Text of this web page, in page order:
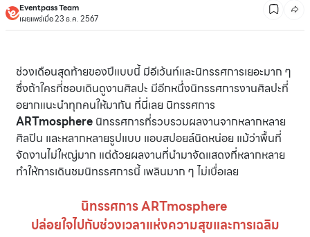
Eventpass Team
เผยแพร่เมื่อ 23 ธ.ค. 2567
ช่วงเดือนสุดท้ายของปีแบบนี้ มีอีเว้นท์และนิทรรศการเยอะมาก ๆ
ซึ่งถ้าใครที่ชอบเดินดูงานศิลปะ มีอีกหนึ่งนิทรรศการงานศิลปะที่
อยากแนะนำทุกคนให้มากัน ที่นี่เลย นิทรรศการ
ARTmosphere นิทรรศการที่รวบรวมผลงานจากหลากหลาย
ศิลปิน และหลากหลายรูปแบบ แอบสปอยล์นิดหน่อย แม้ว่าพื้นที่
จัดงานไม่ใหญ่มาก แต่ด้วยผลงานที่นำมาจัดแสดงที่หลากหลาย
ทำให้การเดินชมนิทรรศการนี้ เพลินมาก ๆ ไม่เบื่อเลย
นิทรรศการ ARTmosphere
ปล่อยใจไปกับช่วงเวลาแห่งความสุขและการเฉลิม